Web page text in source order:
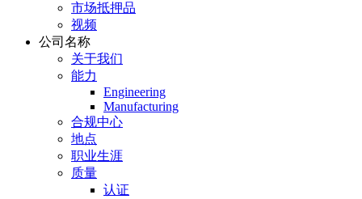
市场抵押品
视频
公司名称
关于我们
能力
Engineering
Manufacturing
合规中心
地点
职业生涯
质量
认证